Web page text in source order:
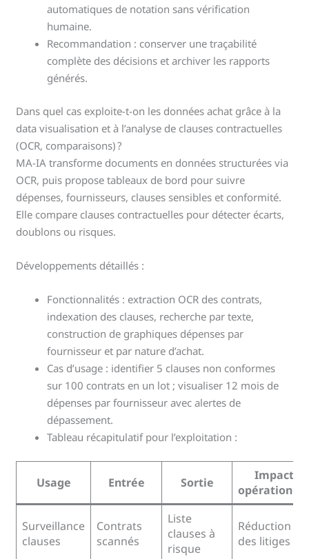
automatiques de notation sans vérification
humaine.
Recommandation : conserver une traçabilité
complète des décisions et archiver les rapports
générés.
Dans quel cas exploite-t-on les données achat grâce à la
data visualisation et à l’analyse de clauses contractuelles
(OCR, comparaisons) ?
MA-IA transforme documents en données structurées via
OCR, puis propose tableaux de bord pour suivre
dépenses, fournisseurs, clauses sensibles et conformité.
Elle compare clauses contractuelles pour détecter écarts,
doublons ou risques.
Développements détaillés :
Fonctionnalités : extraction OCR des contrats,
indexation des clauses, recherche par texte,
construction de graphiques dépenses par
fournisseur et par nature d’achat.
Cas d’usage : identifier 5 clauses non conformes
sur 100 contrats en un lot ; visualiser 12 mois de
dépenses par fournisseur avec alertes de
dépassement.
Tableau récapitulatif pour l’exploitation :
Usage Entrée Sortie
Impact
Surveillance
clauses
Contrats
scannés
Liste
clauses à
risque
Réduction
des litiges